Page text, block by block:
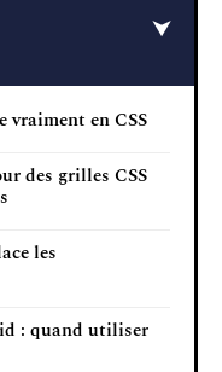
vraiment en CSS
des grilles CSS
les
: quand utiliser